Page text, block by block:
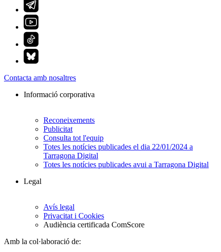
Contacta amb nosaltres
Informació corporativa
Reconeixements
Publicitat
Consulta tot l'equip
Totes les notícies publicades el dia 22/01/2024 a
Tarragona Digital
Totes les notícies publicades avui a Tarragona Digital
Legal
Avís legal
Privacitat i Cookies
Audiència certificada ComScore
Amb la col·laboració de: